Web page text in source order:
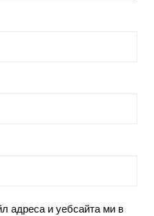
адреса и уебсайта ми в